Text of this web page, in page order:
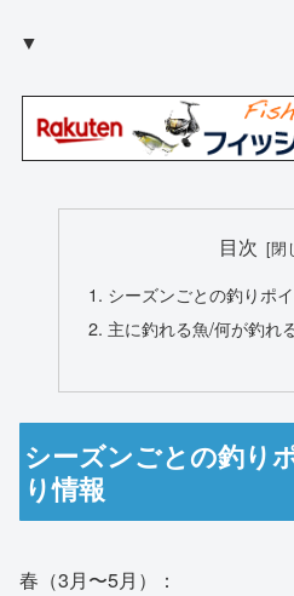
▼
目次
シーズンごとの釣りポ
主に釣れる魚/何が釣れ
シーズンごとの釣り
り情報
春（3月〜5月）：